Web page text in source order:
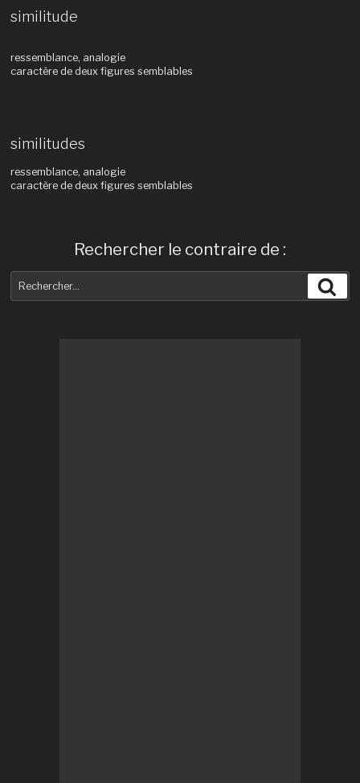
similitude
ressemblance, analogie
caractère de deux figures semblables
similitudes
ressemblance, analogie
caractère de deux figures semblables
Rechercher le contraire de :
pour